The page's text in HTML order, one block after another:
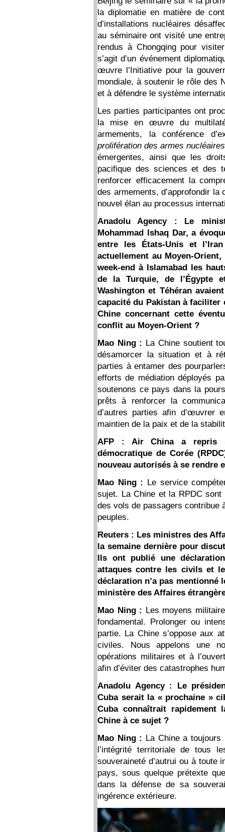
la diplomatie en matière de
d’installations nucléaires
au séminaire ont visité une
rendus à Chongqing pour
s’agit d’un événement
œuvre l’Initiative pour la
mondiale, à soutenir le rôle des
et à défendre le système
Les parties participantes ont
la mise en œuvre du
armements, la conférence
prolifération des armes nucléaires
émergentes, ainsi que les
pacifique des sciences et des
renforcer efficacement la
des armements, d’approfondir
nouvel élan au processus
Anadolu Agency : Le
Mohammad Ishaq Dar, a
entre les États-Unis et
actuellement au Moyen-
week-end à Islamabad les
de la Turquie, de l’Égypte
Washington et Téhéran
capacité du Pakistan à
Chine concernant cette
conflit au Moyen-Orient ?
Mao Ning : La Chine soutient
désamorcer la situation et à
parties à entamer des
efforts de médiation déployés
soutenons ce pays dans la
prêts à renforcer la
d’autres parties afin d’œuvrer
maintien de la paix et de la
AFP : Air China a repris
démocratique de Corée
nouveau autorisés à se rendre
Mao Ning : Le service
sujet. La Chine et la RPDC
des vols de passagers contribue
peuples.
Reuters : Les ministres des
la semaine dernière pour
Ils ont publié une
attaques contre les civils et
déclaration n’a pas mentionné
ministère des Affaires
Mao Ning : Les moyens
fondamental. Prolonger ou
partie. La Chine s’oppose aux
civiles. Nous appelons une
opérations militaires et à
afin d’éviter des catastrophes
Anadolu Agency : Le
Cuba serait la « prochaine »
Cuba connaîtrait
Chine à ce sujet ?
Mao Ning : La Chine a
l’intégrité territoriale de tous
souveraineté d’autrui ou à toute
pays, sous quelque prétexte
dans la défense de sa
ingérence extérieure.